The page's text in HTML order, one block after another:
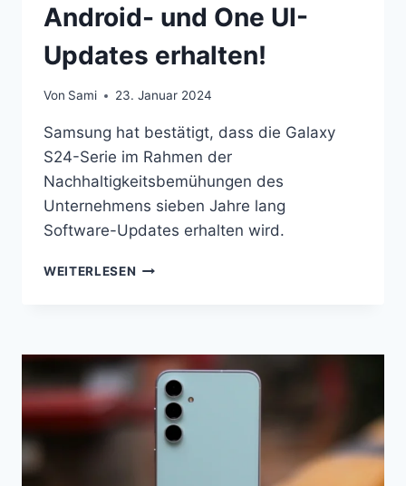
Android- und One UI-
Updates erhalten!
Von Sami 23. Januar 2024
Samsung hat bestätigt, dass die Galaxy
S24-Serie im Rahmen der
Nachhaltigkeitsbemühungen des
Unternehmens sieben Jahre lang
Software-Updates erhalten wird.
WEITERLESEN DAS
JAHRE
LANG
ANDROID-
UND
ONE